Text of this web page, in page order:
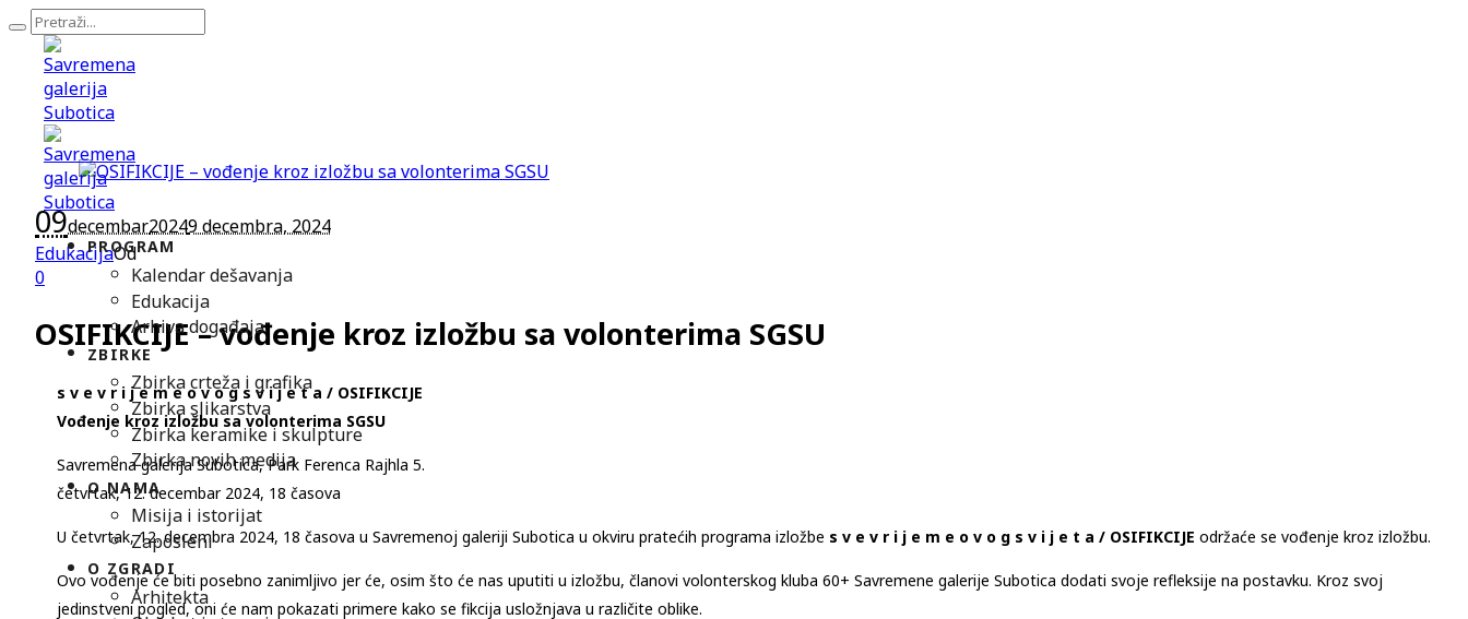
PROGRAM
Kalendar dešavanja
Edukacija
Arhiva događaja
ZBIRKE
Zbirka crteža i grafika
Zbirka slikarstva
Zbirka keramike i skulpture
Zbirka novih medija
O NAMA
Misija i istorijat
Zaposleni
O ZGRADI
Arhitekta
09decembar20249 decembra, 2024
EdukacijaOd
0
OSIFIKCIJE – vođenje kroz izložbu sa volonterima SGSU
s v e v r i j e m e o v o g s v i j e t a / OSIFIKCIJE
Vođenje kroz izložbu sa volonterima SGSU
Savremena galerija Subotica, Park Ferenca Rajhla 5.
četvrtak, 12. decembar 2024, 18 časova
U četvrtak, 12. decembra 2024, 18 časova u Savremenoj galeriji Subotica u okviru pratećih programa izložbe s v e v r i j e m e o v o g s v i j e t a / OSIFIKCIJE održaće se vođenje kroz izložbu.
Ovo vođenje će biti posebno zanimljivo jer će, osim što će nas uputiti u izložbu, članovi volonterskog kluba 60+ Savremene galerije Subotica dodati svoje refleksije na postavku. Kroz svoj
jedinstveni pogled, oni će nam pokazati primere kako se fikcija usložnjava u različite oblike.